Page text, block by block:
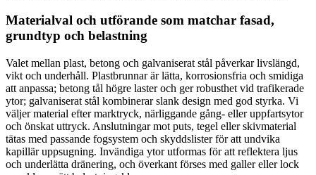
Materialval och utförande som matchar fasad,
grundtyp och belastning
Valet mellan plast, betong och galvaniserat stål påverkar livslängd,
vikt och underhåll. Plastbrunnar är lätta, korrosionsfria och smidiga
att anpassa; betong tål högre laster och ger robusthet vid trafikerade
ytor; galvaniserat stål kombinerar slank design med god styrka. Vi
väljer material efter marktryck, närliggande gång- eller uppfartsytor
och önskat uttryck. Anslutningar mot puts, tegel eller skivmaterial
tätas med passande fogsystem och skyddslister för att undvika
kapillär uppsugning. Invändiga ytor utformas för att reflektera ljus
och underlätta dränering, och överkant förses med galler eller lock